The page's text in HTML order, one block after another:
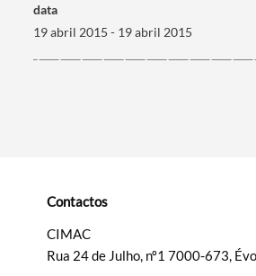
data
19 abril 2015 - 19 abril 2015
Contactos
CIMAC
Rua 24 de Julho, nº1 7000-673,